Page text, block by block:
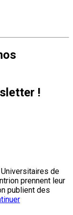
!
de
prennent leur
publient des